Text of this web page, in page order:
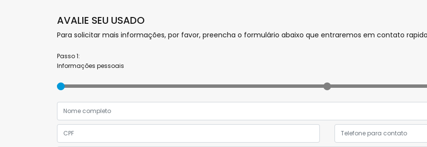
AVALIE SEU USADO
Para solicitar mais informações, por favor, preencha o formulário abaixo que entraremos em contato
Passo 1:
Informações pessoais